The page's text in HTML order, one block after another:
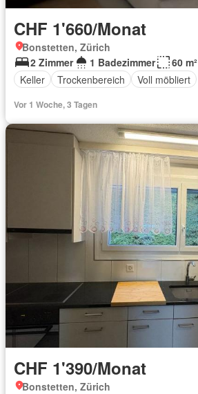
CHF 1'660/Monat
Bonstetten, Zürich
2 Zimmer
1 Badezimmer
60 m²
Keller
Trockenbereich Voll möbliert
Vor 1 Woche, 3 Tagen
CHF 1'390/Monat
Bonstetten, Zürich